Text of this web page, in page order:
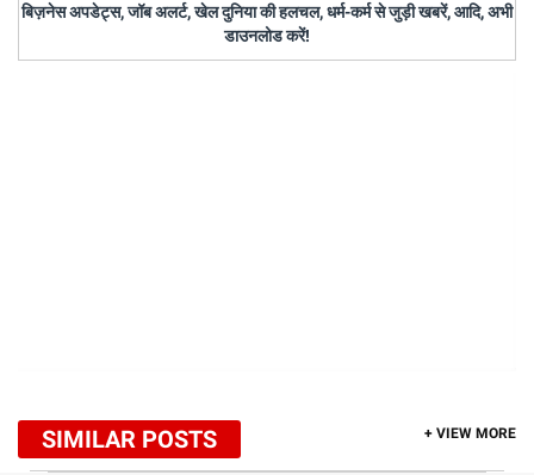
बिज़नेस अपडेट्स, जॉब अलर्ट, खेल दुनिया की हलचल, धर्म-कर्म से जुड़ी खबरें, आदि, अभी
डाउनलोड करें!
SIMILAR POSTS + VIEW MORE